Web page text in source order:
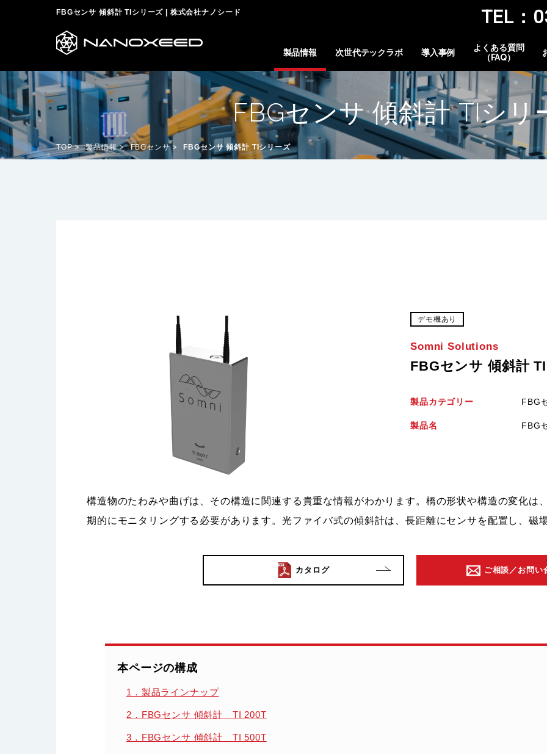
FBGセンサ 傾斜計 TIシリーズ | 株式会社ナノシード TEL：
製品情報 次世代テックラボ 導入事例
よくある質問
（FAQ）
FBGセンサ 傾斜計 TIシリ
TOP 製品情報 FBGセンサ FBGセンサ 傾斜計 TIシリーズ
デモ機あり
Somni Solutions
FBGセンサ 傾斜計
製品カテゴリー FBG
製品名 FBG
構造物のたわみや曲げは、その構造に関連する貴重な情報がわかります。橋の形状や構造の変化は
期的にモニタリングする必要があります。光ファイバ式の傾斜計は、長距離にセンサを配置し、磁
カタログ ご相談／お問い
本ページの構成
1．製品ラインナップ
2．FBGセンサ 傾斜計 TI 200T
3．FBGセンサ 傾斜計 TI 500T